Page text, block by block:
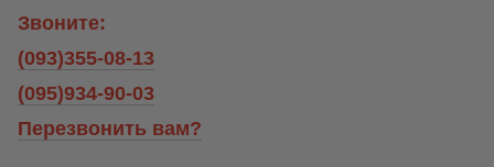
Звоните:
(093)355-08-13
(095)934-90-03
Перезвонить вам?